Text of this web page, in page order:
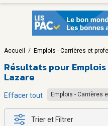
Accueil / Emplois - Carrières et
Résultats pour
Lazare
Effacer tout Emplois - Carrières
Trier et Filtrer